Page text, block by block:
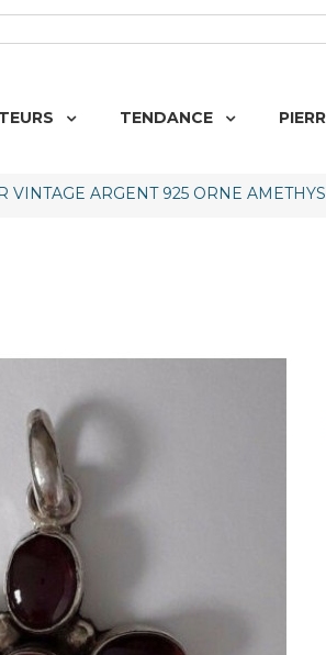
TENDANCE
VINTAGE ARGENT 925 ORNE